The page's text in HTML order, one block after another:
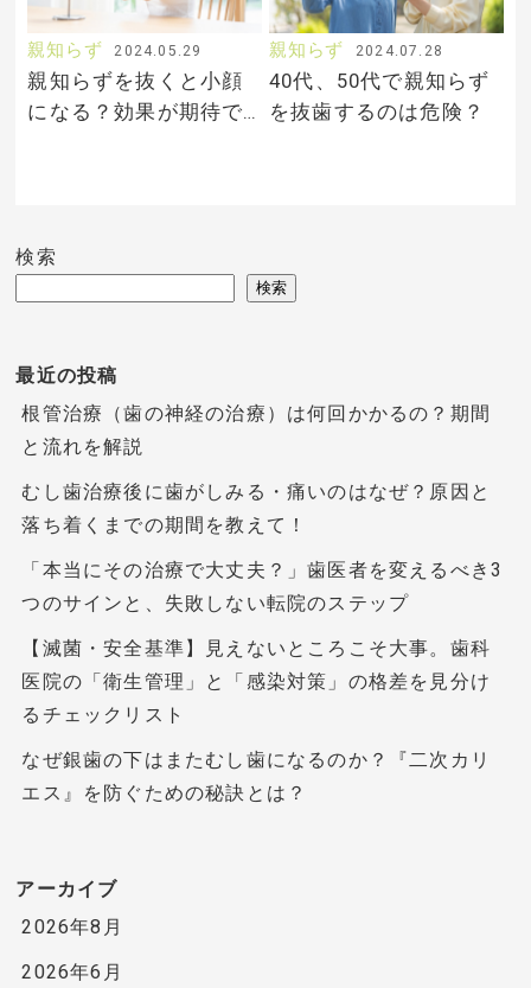
親知らず 2024.05.29
親知らずを抜くと小顔
になる？効果が期待で
親知らず 2024.07.28
40代、50代で親知らず
を抜歯するのは危険？
検索
検索
最近の投稿
根管治療（歯の神経の治療）は何回かかるの？期間
と流れを解説
むし歯治療後に歯がしみる・痛いのはなぜ？原因と
落ち着くまでの期間を教えて！
「本当にその治療で大丈夫？」歯医者を変えるべき3
つのサインと、失敗しない転院のステップ
【滅菌・安全基準】見えないところこそ大事。歯科
医院の「衛生管理」と「感染対策」の格差を見分け
るチェックリスト
なぜ銀歯の下はまたむし歯になるのか？『二次カリ
エス』を防ぐための秘訣とは？
アーカイブ
2026年8月
2026年6月